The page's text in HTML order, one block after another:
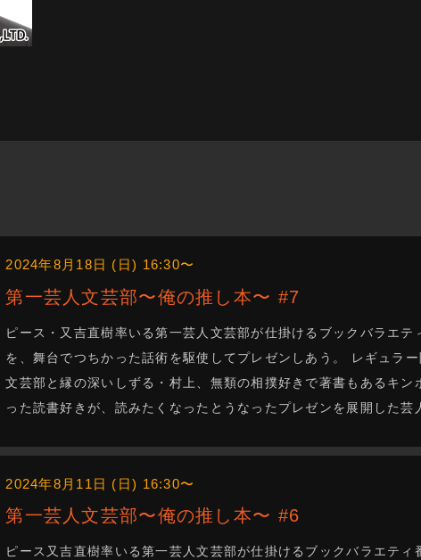
2024年8月18日 (日) 16:30〜
第一芸人文芸部〜俺の推し本〜 #7
ピース・又吉直樹率いる第一芸人文芸部が仕掛けるブックバラエ
を、舞台でつちかった話術を駆使してプレゼンしあう。 レギュラ
文芸部と縁の深いしずる・村上、無類の相撲好きで著書もあるキ
った読書好きが、読みたくなったとうなったプレゼンを展開した芸
2024年8月11日 (日) 16:30〜
第一芸人文芸部〜俺の推し本〜 #6
ピース又吉直樹率いる第一芸人文芸部が仕掛けるブックバラエテ